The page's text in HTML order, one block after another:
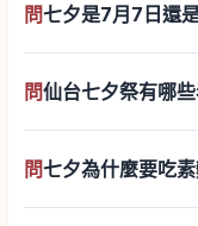
問七夕是7月7日還
問仙台七夕祭有哪
問七夕為什麼要吃素